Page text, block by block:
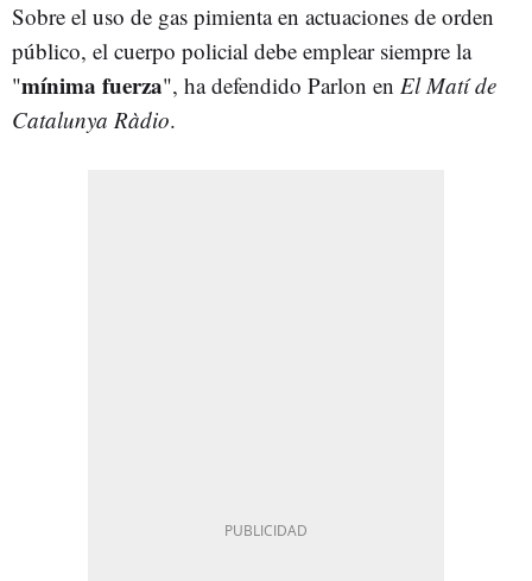
Sobre el uso de gas pimienta en actuaciones de orden
público, el cuerpo policial debe emplear siempre la
"mínima fuerza", ha defendido Parlon en El Matí de
Catalunya Ràdio.